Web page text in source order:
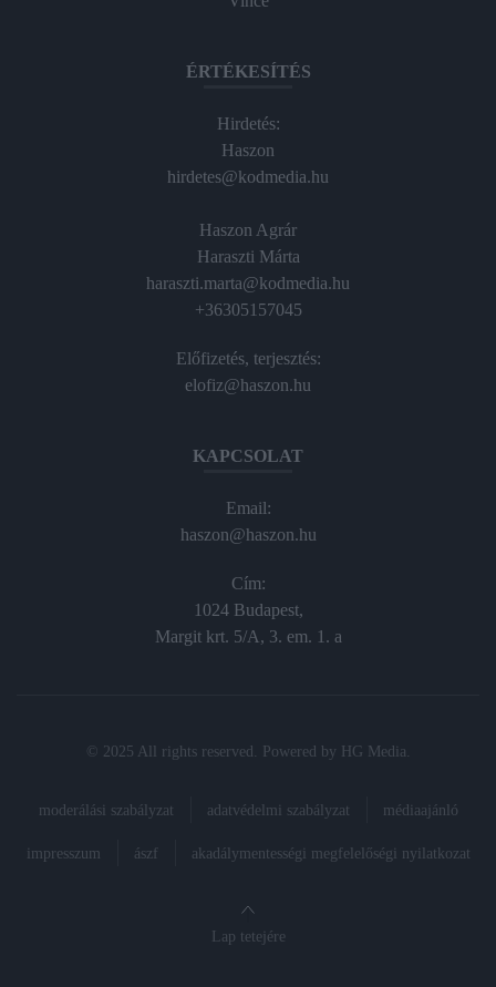
ÉRTÉKESÍTÉS
Hirdetés:
Haszon
hirdetes@kodmedia.hu
Haszon Agrár
Haraszti Márta
haraszti.marta@kodmedia.hu
+36305157045
Előfizetés, terjesztés:
elofiz@haszon.hu
KAPCSOLAT
Email:
haszon@haszon.hu
Cím:
1024 Budapest,
Margit krt. 5/A, 3. em. 1. a
© 2025 All rights reserved. Powered by HG Media
moderálási szabályzat adatvédelmi szabályzat médiaajánló
impresszum ászf akadálymentességi megfelelőségi nyilatkozat
Lap tetejére